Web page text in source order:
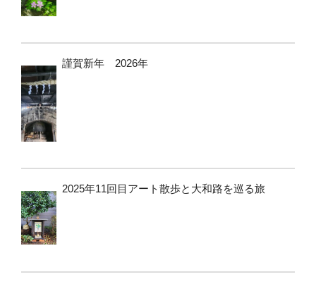
謹賀新年 2026年
2025年11回目アート散歩と大和路を巡る旅